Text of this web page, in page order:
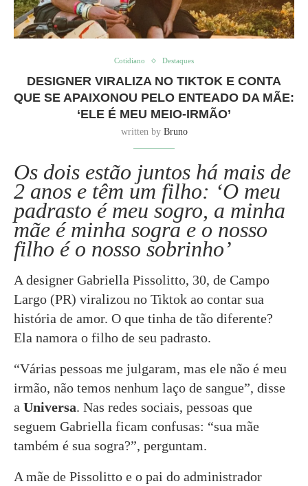
Cotidiano Destaques
DESIGNER VIRALIZA NO TIKTOK E CONTA
QUE SE APAIXONOU PELO ENTEADO DA MÃE:
‘ELE É MEU MEIO-IRMÃO’
written by Bruno
Os dois estão juntos há mais de
2 anos e têm um filho: ‘O meu
padrasto é meu sogro, a minha
mãe é minha sogra e o nosso
filho é o nosso sobrinho’
A designer Gabriella Pissolitto, 30, de Campo
Largo (PR) viralizou no Tiktok ao contar sua
história de amor. O que tinha de tão diferente?
Ela namora o filho de seu padrasto.
“Várias pessoas me julgaram, mas ele não é meu
irmão, não temos nenhum laço de sangue”, disse
a Universa. Nas redes sociais, pessoas que
seguem Gabriella ficam confusas: “sua mãe
também é sua sogra?”, perguntam.
A mãe de Pissolitto e o pai do administrador